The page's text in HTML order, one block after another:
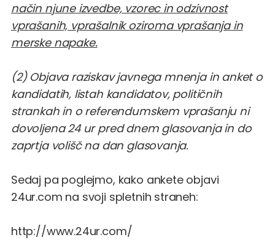
način njune izvedbe, vzorec in odzivnost
vprašanih, vprašalnik oziroma vprašanja in
merske napake.
(2) Objava raziskav javnega mnenja in anket o
kandidatih, listah kandidatov, političnih
strankah in o referendumskem vprašanju ni
dovoljena 24 ur pred dnem glasovanja in do
zaprtja volišč na dan glasovanja.
Sedaj pa poglejmo, kako ankete objavi
24ur.com na svoji spletnih straneh:
http://www.24ur.com/